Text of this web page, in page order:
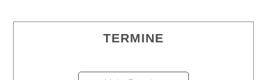
TERMINE